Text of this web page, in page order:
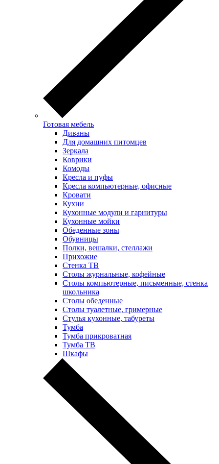
Готовая мебель
Диваны
Для домашних питомцев
Зеркала
Коврики
Комоды
Кресла и пуфы
Кресла компьютерные, офисные
Кровати
Кухни
Кухонные модули и гарнитуры
Кухонные мойки
Обеденные зоны
Обувницы
Полки, вешалки, стеллажи
Прихожие
Стенка ТВ
Столы журнальные, кофейные
Столы компьютерные, письменные, стенка
школьника
Столы обеденные
Столы туалетные, гримерные
Стулья кухонные, табуреты
Тумба
Тумба прикроватная
Тумба ТВ
Шкафы